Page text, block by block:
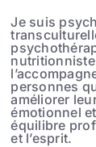
Je suis
personnes
améliorer
émotionnel
équilibre
et l’esprit.